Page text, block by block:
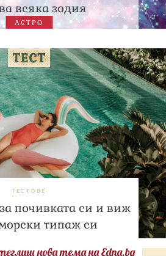
всяка зодия
АСТРО
ТЕСТОВЕ
почивката си и виж
типаж си
нова тема на Edna.bg